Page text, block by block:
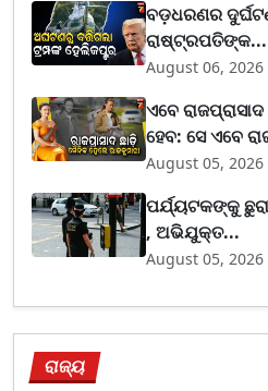
ବଡ଼ଧରଣର
ରାଷ୍ଟ୍ରପତିଙ୍କ...
August 06, 2026
ଏବେ
ହେବ: ସେ ଏବେ
August 05, 2026
ପର୍ଯ୍ୟଟକଙ୍କୁ
, ଅଭିଯୁକ୍ତ...
August 05, 2026
ରାଜ୍ୟ